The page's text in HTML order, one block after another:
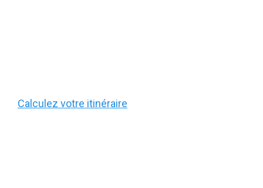
Calculez votre itinéraire